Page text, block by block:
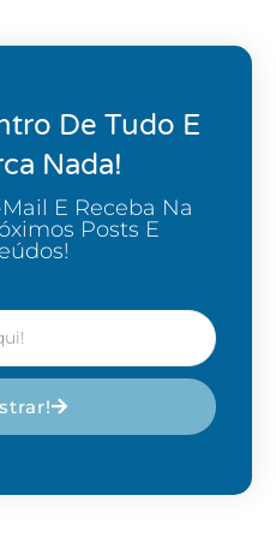
De Tudo E
Nada!
E Receba Na
Posts E